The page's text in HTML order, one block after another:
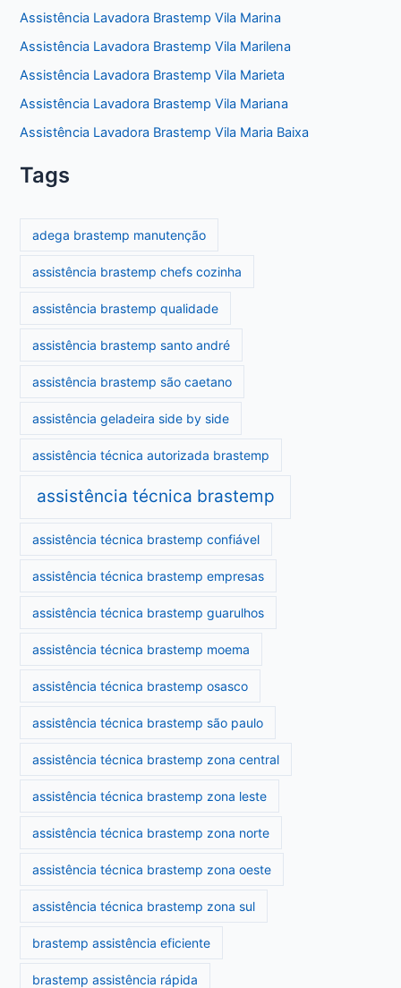
Assistência Lavadora Brastemp Vila Marina
Assistência Lavadora Brastemp Vila Marilena
Assistência Lavadora Brastemp Vila Marieta
Assistência Lavadora Brastemp Vila Mariana
Assistência Lavadora Brastemp Vila Maria Baixa
Tags
adega brastemp manutenção
assistência brastemp chefs cozinha
assistência brastemp qualidade
assistência brastemp santo andré
assistência brastemp são caetano
assistência geladeira side by side
assistência técnica autorizada brastemp
assistência técnica brastemp
assistência técnica brastemp confiável
assistência técnica brastemp empresas
assistência técnica brastemp guarulhos
assistência técnica brastemp moema
assistência técnica brastemp osasco
assistência técnica brastemp são paulo
assistência técnica brastemp zona central
assistência técnica brastemp zona leste
assistência técnica brastemp zona norte
assistência técnica brastemp zona oeste
assistência técnica brastemp zona sul
brastemp assistência eficiente
brastemp assistência rápida